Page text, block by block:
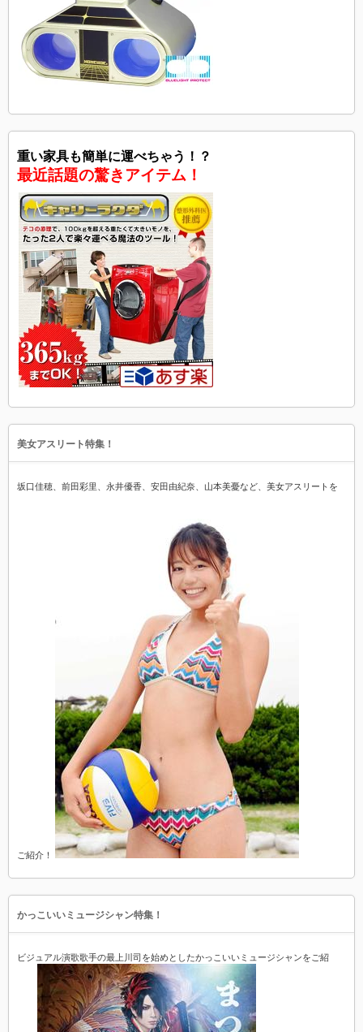
重い家具も簡単に運べちゃう！？
最近話題の驚きアイテム！
美女アスリート特集！
坂口佳穂、前田彩里、永井優香、安田由紀奈、山本美憂など、美女アスリートを
ご紹介！
かっこいいミュージシャン特集！
ビジュアル演歌歌手の最上川司を始めとしたかっこいいミュージシャンをご紹